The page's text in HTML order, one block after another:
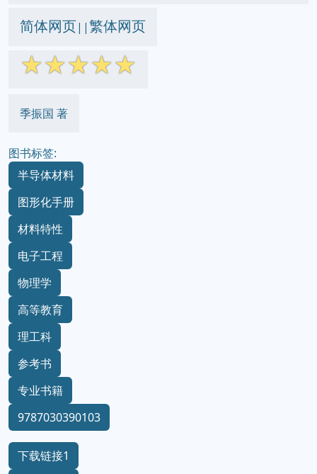
简体网页||繁体网页
☆☆☆☆☆
季振国 著
图书标签:
半导体材料
图形化手册
材料特性
电子工程
物理学
高等教育
理工科
参考书
专业书籍
9787030390103
下载链接1